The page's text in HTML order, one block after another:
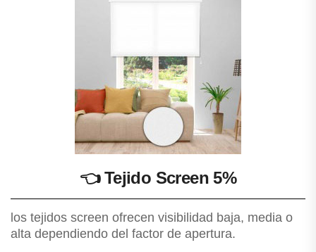
👈Tejido Screen 5%
los tejidos screen ofrecen visibilidad baja, media o
alta dependiendo del factor de apertura.